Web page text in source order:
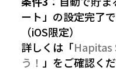
ート」の設定完了
（iOS限定）
詳しくは「Hapitas
う！ 」をご確認く